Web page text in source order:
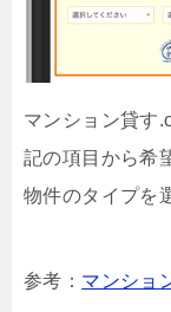
マンション貸す
記の項目から希
物件のタイプを
参考： マンショ